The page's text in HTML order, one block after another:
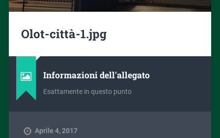
Olot-città-1.jpg
Informazioni dell'allegato
Esattamente in questo punto
Aprile 4, 2017